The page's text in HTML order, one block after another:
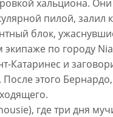
хальциона.
пилой,
блок,
по городу
Катаринес и
этого
где три дня